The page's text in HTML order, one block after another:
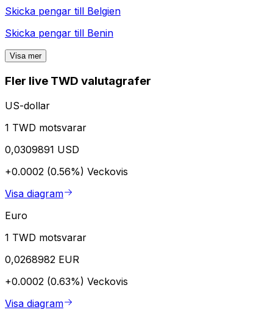
Skicka pengar till Belgien
Skicka pengar till Benin
Visa mer
Fler live TWD valutagrafer
US-dollar
1 TWD motsvarar
0,0309891 USD
+0.0002 (0.56%) Veckovis
Visa diagram
Euro
1 TWD motsvarar
0,0268982 EUR
+0.0002 (0.63%) Veckovis
Visa diagram